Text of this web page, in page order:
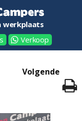
werkplaats
Verkoop